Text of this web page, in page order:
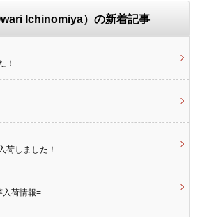
Ichinomiya）の新着記事
！
荷しました！
荷情報=